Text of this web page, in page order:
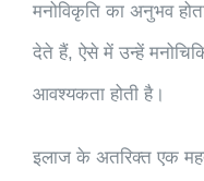
मनोविकृति का अनुभव
देते हैं, ऐसे में उन्हें
आवश्यकता होती है।
इलाज के अतरिक्त एक